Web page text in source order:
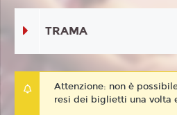
TRAMA
Attenzione: non è
resi dei biglietti una volta